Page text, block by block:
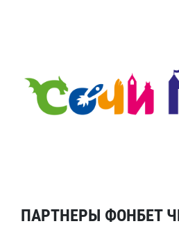
ПАРТНЕРЫ ФОНБЕТ